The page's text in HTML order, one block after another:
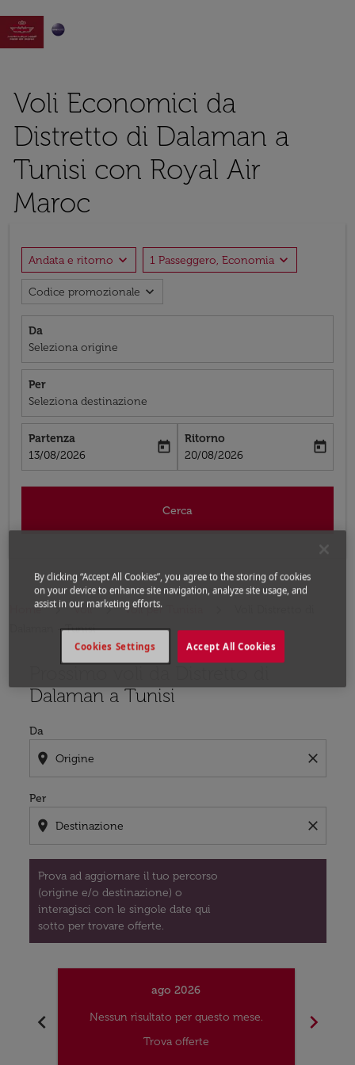

Voli Economici da
Distretto di Dalaman a
Tunisi con Royal Air
Maroc
Andata e ritorno expand_more 1 Passeggero, Economia expand_more
Codice promozionale expand_more
Da
Seleziona origine
Per
Seleziona destinazione
Partenza
fc-booking-departure-date-aria-label
13/08/2026
today
Ritorno
fc-booking-return-date-aria-label
20/08/2026
today
Cerca
Home Voli Voli per Tunisia
Dalaman - Tunisi
Dalaman a Tunisi
Da
location_on close
Per
location_on close
Prova ad aggiornare il tuo percorso
(origine e/o destinazione) o
interagisci con le singole date qui
sotto per trovare offerte.
chevron_left
ago 2026
Nessun risultato per questo mese.
Trova offerte
chevron_right
By clicking “Accept All Cookies”, you agree to the storing of cookies
on your device to enhance site navigation, analyze site usage, and
assist in our marketing efforts.
Accept All Cookies
Cookies Settings